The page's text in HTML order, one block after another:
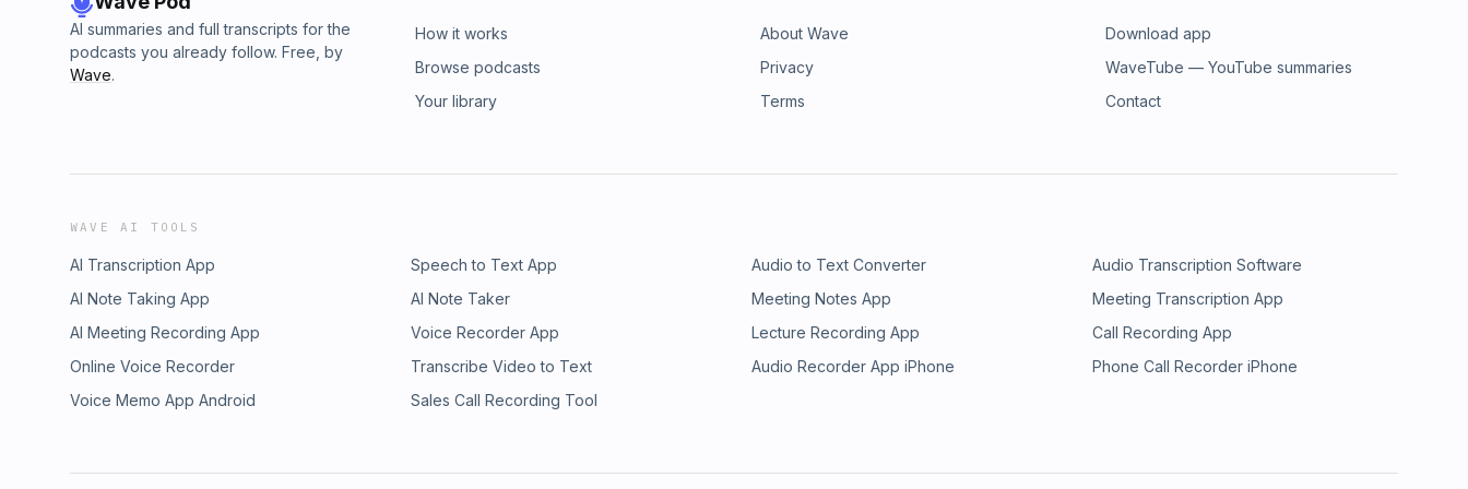
AI summaries and full transcripts for the
podcasts you already follow. Free, by
Wave.
How it works
Browse podcasts
Your library
About Wave
Privacy
Terms
Download app
WaveTube — YouTube summaries
Contact
WAVE AI TOOLS
AI Transcription App Speech to Text App Audio to Text Converter
Audio Transcription Software
AI Note Taking App
AI Note Taker Meeting Notes App
Meeting Transcription App
AI Meeting Recording App
Voice Recorder App Lecture Recording App
Call Recording App
Online Voice Recorder
Transcribe Video to Text Audio Recorder App iPhone
Phone Call Recorder iPhone
Voice Memo App Android
Sales Call Recording Tool